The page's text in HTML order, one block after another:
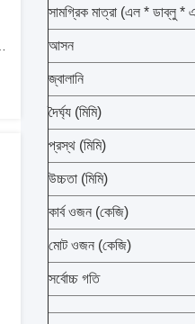
সামগ্রিক মাত্রা (এল * ডাব্লু *
আসন
জ্বালানি
দৈর্ঘ্য (মিমি)
প্রস্থ (মিমি)
উচ্চতা (মিমি)
কার্ব ওজন (কেজি)
মোট ওজন (কেজি)
সর্বোচ্চ গতি